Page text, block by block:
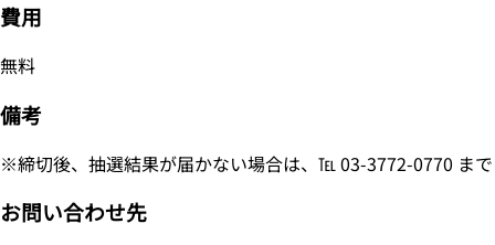
費用
無料
備考
※締切後、抽選結果が届かない場合は、℡ 03-3772-0770 まで
お問い合わせ先